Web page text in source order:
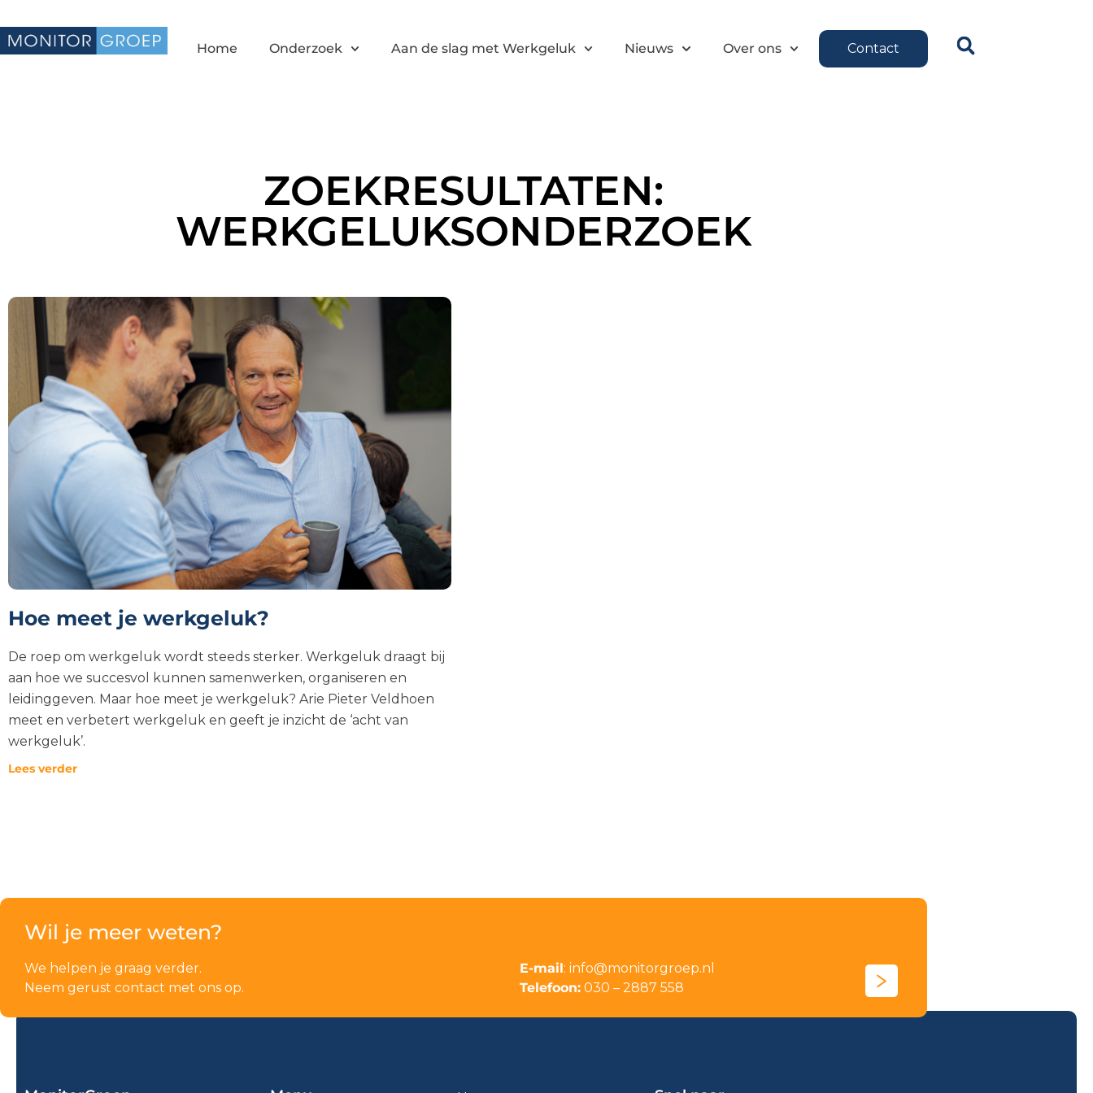
Home Onderzoek Aan de slag met Werkgeluk Nieuws Over ons Contact
ZOEKRESULTATEN:
WERKGELUKSONDERZOEK
Hoe meet je werkgeluk?
De roep om werkgeluk wordt steeds sterker. Werkgeluk draagt bij
aan hoe we succesvol kunnen samenwerken, organiseren en
leidinggeven. Maar hoe meet je werkgeluk? Arie Pieter Veldhoen
meet en verbetert werkgeluk en geeft je inzicht de ‘acht van
werkgeluk’.
Lees verder
Wil je meer weten?
We helpen je graag verder.
Neem gerust contact met ons op.
E-mail: info@monitorgroep.nl
Telefoon: 030 – 2887 558